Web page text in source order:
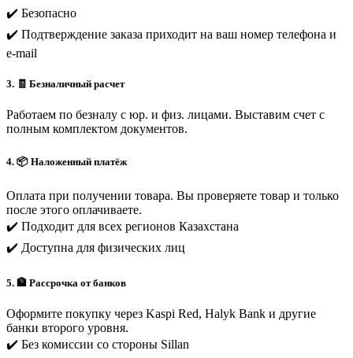
✔️ Безопасно
✔️ Подтверждение заказа приходит на ваш номер телефона и
e-mail
3. 🧾 Безналичный расчет
Работаем по безналу с юр. и физ. лицами. Выставим счет с
полным комплектом документов.
4. 📦 Наложенный платёж
Оплата при получении товара. Вы проверяете товар и только
после этого оплачиваете.
✔️ Подходит для всех регионов Казахстана
✔️ Доступна для физических лиц
5. 🏦 Рассрочка от банков
Оформите покупку через Kaspi Red, Halyk Bank и другие
банки второго уровня.
✔️ Без комиссии со стороны Sillan